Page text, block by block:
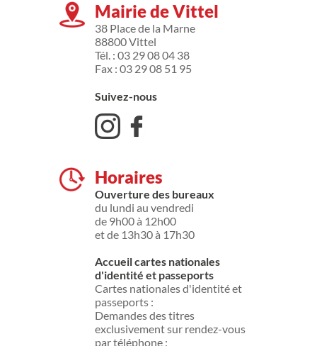
Mairie de Vittel
38 Place de la Marne
88800 Vittel
Tél. : 03 29 08 04 38
Fax : 03 29 08 51 95
Suivez-nous
Horaires
Ouverture des bureaux
du lundi au vendredi
de 9h00 à 12h00
et de 13h30 à 17h30
Accueil cartes nationales
d'identité et passeports
Cartes nationales d'identité et
passeports :
Demandes des titres
exclusivement sur rendez-vous
par téléphone :